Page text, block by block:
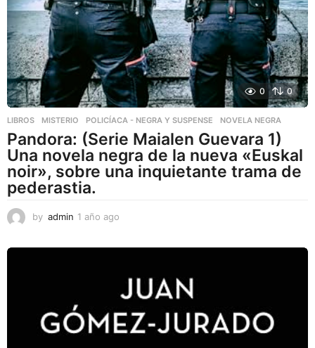
0 0
LIBROS ,MISTERIO ,POLICÍACA - NEGRA Y SUSPENSE NOVELA NEGRA
Pandora: (Serie Maialen Guevara 1)
Una novela negra de la nueva «Euskal
noir», sobre una inquietante trama de
pederastia.
by admin 1 año ago
o